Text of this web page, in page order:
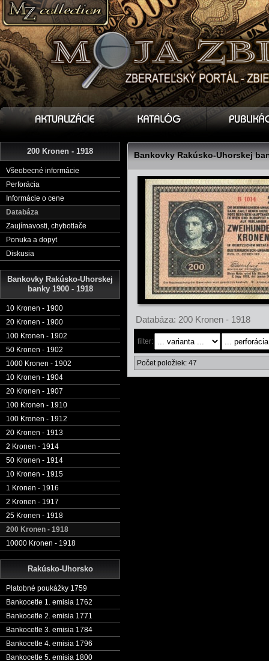
200 Kronen - 1918
Všeobecné informácie
Perforácia
Informácie o cene
Databáza
Zaujímavosti, chybotlače
Ponuka a dopyt
Diskusia
Bankovky Rakúsko-Uhorskej
banky 1900 - 1918
10 Kronen - 1900
20 Kronen - 1900
100 Kronen - 1902
50 Kronen - 1902
1000 Kronen - 1902
10 Kronen - 1904
20 Kronen - 1907
100 Kronen - 1910
100 Kronen - 1912
20 Kronen - 1913
2 Kronen - 1914
50 Kronen - 1914
10 Kronen - 1915
1 Kronen - 1916
2 Kronen - 1917
25 Kronen - 1918
200 Kronen - 1918
10000 Kronen - 1918
Rakúsko-Uhorsko
Platobné poukážky 1759
Bankocetle 1. emisia 1762
Bankocetle 2. emisia 1771
Bankocetle 3. emisia 1784
Bankocetle 4. emisia 1796
Bankocetle 5. emisia 1800
Bankovky Rakúsko-Uhorskej
Databáza: 200 Kronen - 1918
filter:
Počet položiek: 47